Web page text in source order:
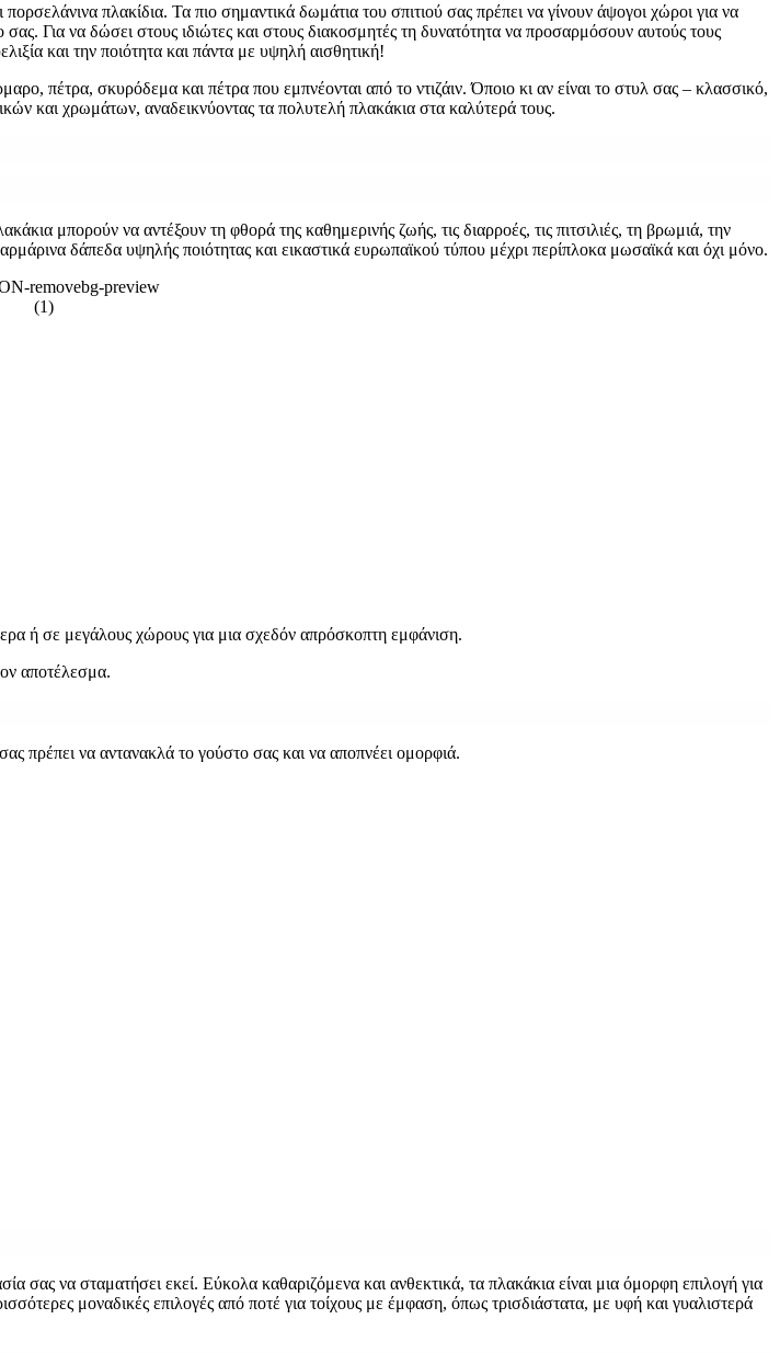
πλακίδια. Τα πιο σημαντικά δωμάτια του σπιτιού σας πρέπει να γίνουν άψογοι χώροι για να
Για να δώσει στους ιδιώτες και στους διακοσμητές τη δυνατότητα να προσαρμόσουν αυτούς τους
και την ποιότητα και πάντα με υψηλή αισθητική!
πέτρα, σκυρόδεμα και πέτρα που εμπνέονται από το ντιζάιν. Όποιο κι αν είναι το στυλ σας – κλασσικό,
και χρωμάτων, αναδεικνύοντας τα πολυτελή πλακάκια στα καλύτερά τους.
μπορούν να αντέξουν τη φθορά της καθημερινής ζωής, τις διαρροές, τις πιτσιλιές, τη βρωμιά, την
δάπεδα υψηλής ποιότητας και εικαστικά ευρωπαϊκού τύπου μέχρι περίπλοκα μωσαϊκά και όχι μόνο.
ή σε μεγάλους χώρους για μια σχεδόν απρόσκοπτη εμφάνιση.
αποτέλεσμα.
πρέπει να αντανακλά το γούστο σας και να αποπνέει ομορφιά.
σας να σταματήσει εκεί. Εύκολα καθαριζόμενα και ανθεκτικά, τα πλακάκια είναι μια όμορφη επιλογή για
μοναδικές επιλογές από ποτέ για τοίχους με έμφαση, όπως τρισδιάστατα, με υφή και γυαλιστερά